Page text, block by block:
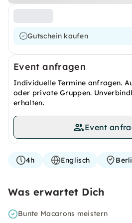
Gutschein kaufen
Event anfragen
Individuelle Termine anfragen.
oder private Gruppen.
erhalten.
Event
4h Englisch
Was erwartet Dich
Bunte Macarons meistern